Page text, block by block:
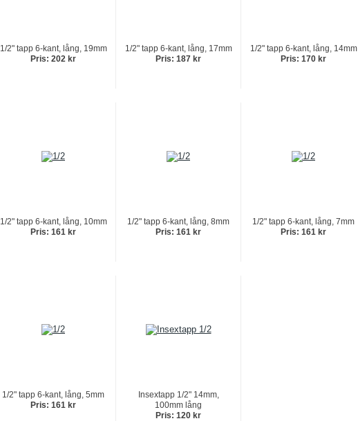
1/2" tapp 6-kant, lång, 19mm
Pris: 202 kr
1/2" tapp 6-kant, lång, 17mm
Pris: 187 kr
1/2" tapp 6-kant, lång, 14mm
Pris: 170 kr
1/2" tapp 6-kant, lång, 10mm
Pris: 161 kr
1/2" tapp 6-kant, lång, 8mm
Pris: 161 kr
1/2" tapp 6-kant, lång, 7mm
Pris: 161 kr
1/2" tapp 6-kant, lång, 5mm
Pris: 161 kr
Insextapp 1/2" 14mm,
100mm lång
Pris: 120 kr